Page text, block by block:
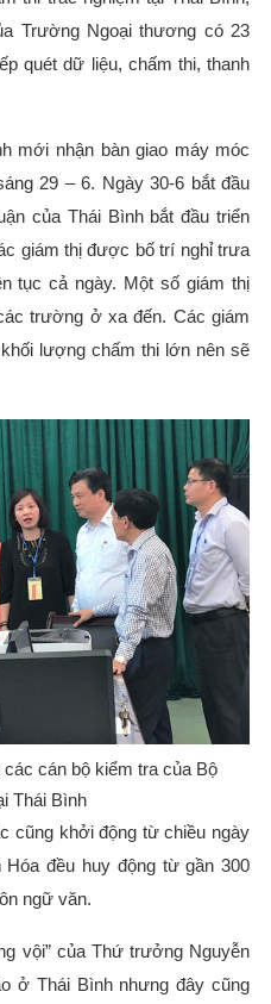
Trường Ngoại thương có 23
quét dữ liệu, chấm thi, thanh
mới nhận bàn giao máy móc
29 – 6. Ngày 30-6 bắt đầu
của Thái Bình bắt đầu triển
giám thị được bố trí nghỉ trưa
tục cả ngày. Một số giám thị
trường ở xa đến. Các giám
lượng chấm thi lớn nên sẽ
cán bộ kiểm tra của Bộ
Thái Bình
cũng khởi động từ chiều ngày
Hóa đều huy động từ gần 300
ngữ văn.
vội” của Thứ trưởng Nguyễn
ở Thái Bình nhưng đây cũng